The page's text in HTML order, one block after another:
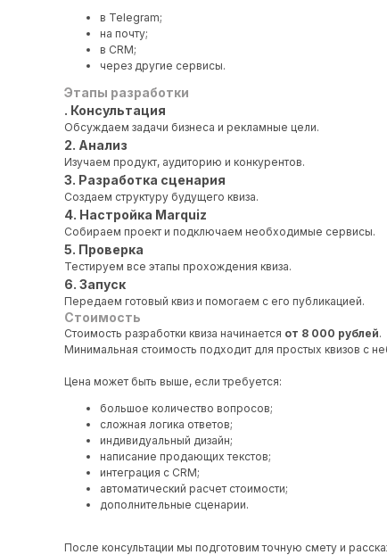
в Telegram;
на почту;
в CRM;
через другие сервисы.
Этапы разработки
. Консультация
Обсуждаем задачи бизнеса и рекламные цели.
2. Анализ
Изучаем продукт, аудиторию и конкурентов.
3. Разработка сценария
Создаем структуру будущего квиза.
4. Настройка Marquiz
Собираем проект и подключаем необходимые сервисы.
5. Проверка
Тестируем все этапы прохождения квиза.
6. Запуск
Передаем готовый квиз и помогаем с его публикацией.
Стоимость
Стоимость разработки квиза начинается от 8 000 рублей.
Минимальная стоимость подходит для простых квизов с
Цена может быть выше, если требуется:
большое количество вопросов;
сложная логика ответов;
индивидуальный дизайн;
написание продающих текстов;
интеграция с CRM;
автоматический расчет стоимости;
дополнительные сценарии.
После консультации мы подготовим точную смету и